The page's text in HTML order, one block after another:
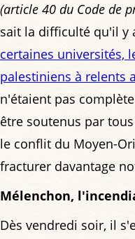
(article 40 du Code de
sait la difficulté qu'il y
certaines universités,
palestiniens à relents
n'étaient pas
être soutenus par
le conflit du Moyen-
fracturer davantage
Mélenchon,
Dès vendredi soir, il